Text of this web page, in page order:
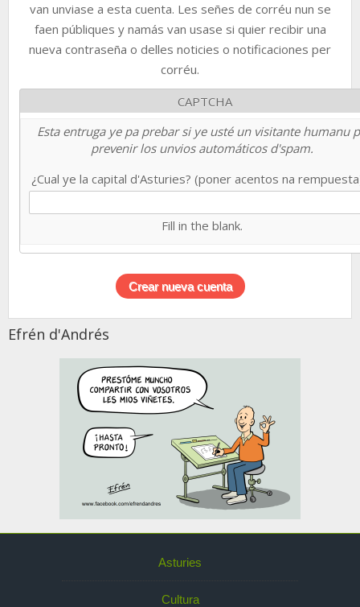
van unviase a esta cuenta. Les señes de corréu nun se
faen públiques y namás van usase si quier recibir una
nueva contraseña o delles noticies o notificaciones per
corréu.
CAPTCHA
Esta entruga ye pa prebar si ye usté un visitante humanu
prevenir los unvios automáticos d'spam.
¿Cual ye la capital d'Asturies? (poner acentos na
Fill in the blank.
Efrén d'Andrés
Asturies
Cultura